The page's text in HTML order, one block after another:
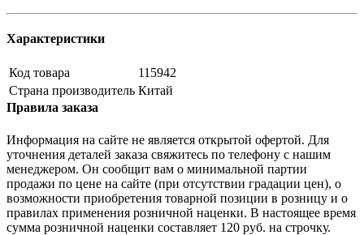
Характеристики
Код товара
115942
Страна производитель Китай
Правила заказа
Информация на сайте не является открытой офертой. Для
уточнения деталей заказа свяжитесь по телефону с нашим
менеджером. Он сообщит вам о минимальной партии
продажи по цене на сайте (при отсутствии градации цен), о
возможности приобретения товарной позиции в розницу и о
правилах применения розничной наценки. В настоящее время
сумма розничной наценки составляет 120 руб. на строчку.